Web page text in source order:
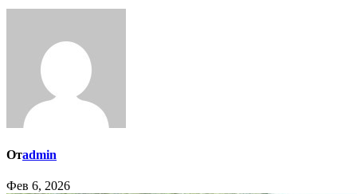
Отadmin
Фев 6, 2026